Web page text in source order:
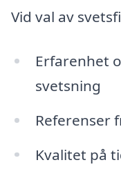
Vid val av
Erfarenhet
svetsning
Referenser
Kvalitet på